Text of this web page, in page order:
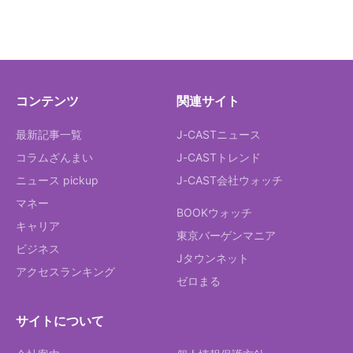
コンテンツ
最新記事一覧
コラムざんまい
ニュース pickup
マネー
キャリア
ビジネス
アクセスランキング
関連サイト
J-CASTニュース
J-CASTトレンド
J-CAST会社ウォッチ
BOOKウォッチ
東京バーゲンマニア
Jタウンネット
ゼロまる
サイトについて